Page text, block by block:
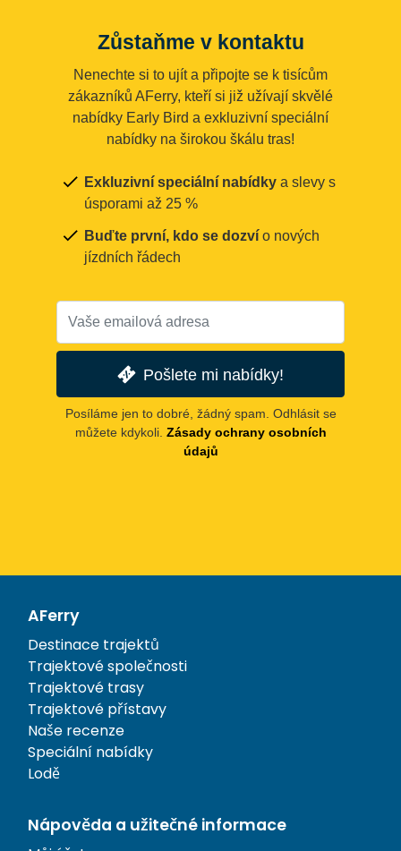
Zůstaňme v kontaktu
Nenechte si to ujít a připojte se k tisícům
zákazníků AFerry, kteří si již užívají skvělé
nabídky Early Bird a exkluzivní speciální
nabídky na širokou škálu tras!
Exkluzivní speciální nabídky a slevy s
úsporami až 25 %
Buďte první, kdo se dozví o nových
jízdních řádech
Pošlete mi nabídky!
Posíláme jen to dobré, žádný spam. Odhlásit se
můžete kdykoli. Zásady ochrany osobních
údajů
AFerry
Destinace trajektů
Trajektové společnosti
Trajektové trasy
Trajektové přístavy
Naše recenze
Speciální nabídky
Lodě
Nápověda a užitečné informace